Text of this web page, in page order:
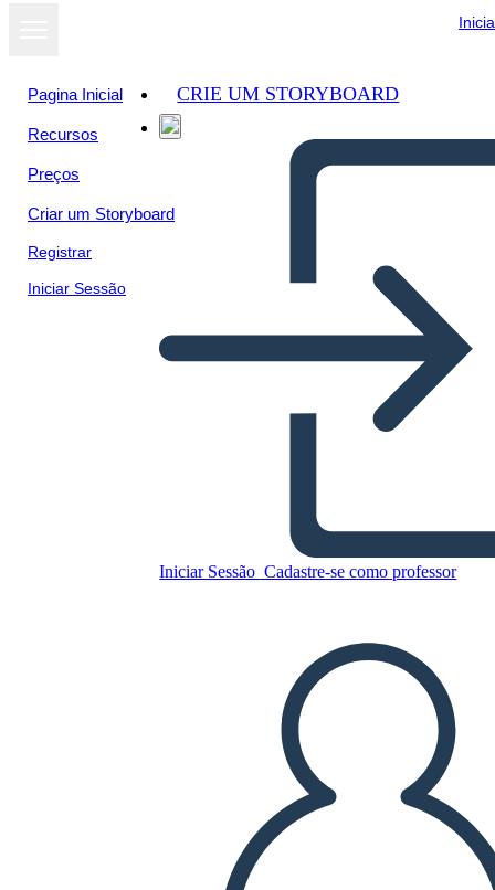
Pagina Inicial
Recursos
Preços
Criar um Storyboard
Registrar
Iniciar Sessão
CRIE UM STORYBOARD
Iniciar Sessão Cadastre-se como professor
Copie este storyboard
CRIAR UM STORYBOARD
LEIA PRA MIM